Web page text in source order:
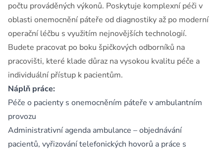
počtu prováděných výkonů. Poskytuje komplexní péči v
oblasti onemocnění páteře od diagnostiky až po moderní
operační léčbu s využitím nejnovějších technologií.
Budete pracovat po boku špičkových odborníků na
pracovišti, které klade důraz na vysokou kvalitu péče a
individuální přístup k pacientům.
Náplň práce:
Péče o pacienty s onemocněním páteře v ambulantním
provozu
Administrativní agenda ambulance – objednávání
pacientů, vyřizování telefonických hovorů a práce s